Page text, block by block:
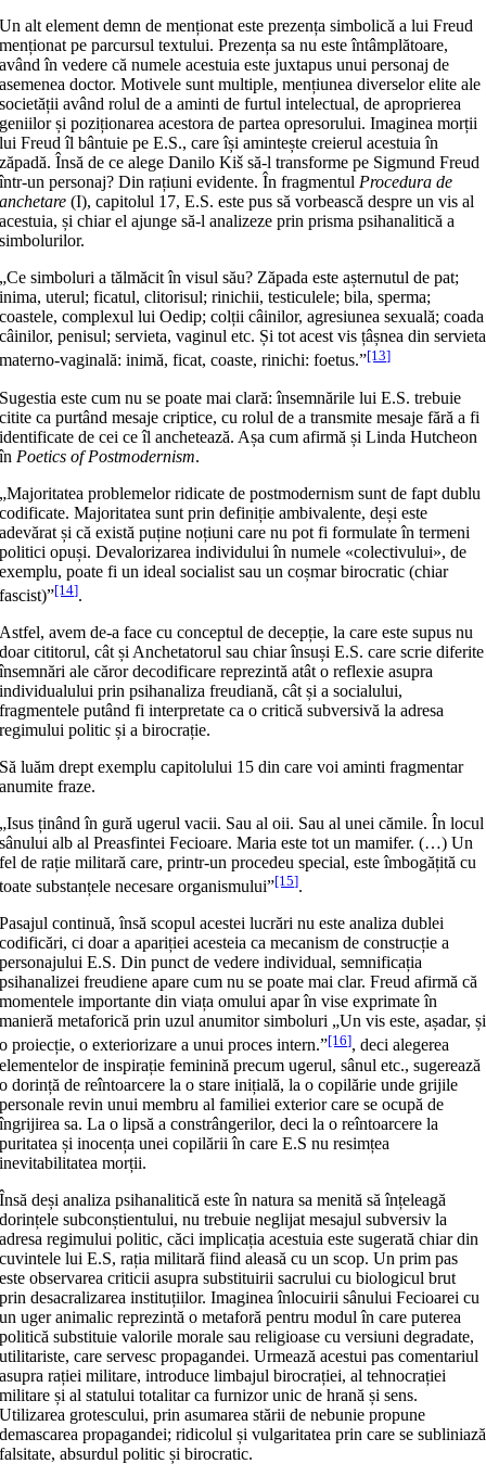
Un alt element demn de menționat este prezența simbolică a lui Freud
menționat pe parcursul textului. Prezența sa nu este întâmplătoare,
având în vedere că numele acestuia este juxtapus unui personaj de
asemenea doctor. Motivele sunt multiple, mențiunea diverselor elite ale
societății având rolul de a aminti de furtul intelectual, de aproprierea
geniilor și poziționarea acestora de partea opresorului. Imaginea morții
lui Freud îl bântuie pe E.S., care își amintește creierul acestuia în
zăpadă. Însă de ce alege Danilo Kiš să-l transforme pe Sigmund Freud
într-un personaj? Din rațiuni evidente. În fragmentul Procedura de
anchetare (I), capitolul 17, E.S. este pus să vorbească despre un vis al
acestuia, și chiar el ajunge să-l analizeze prin prisma psihanalitică a
simbolurilor.
„Ce simboluri a tălmăcit în visul său? Zăpada este așternutul de pat;
inima, uterul; ficatul, clitorisul; rinichii, testiculele; bila, sperma;
coastele, complexul lui Oedip; colții câinilor, agresiunea sexuală; coada
câinilor, penisul; servieta, vaginul etc. Și tot acest vis țâșnea din servieta
materno-vaginală: inimă, ficat, coaste, rinichi: foetus.”[13]
Sugestia este cum nu se poate mai clară: însemnările lui E.S. trebuie
citite ca purtând mesaje criptice, cu rolul de a transmite mesaje fără a fi
identificate de cei ce îl anchetează. Așa cum afirmă și Linda Hutcheon
în Poetics of Postmodernism.
„Majoritatea problemelor ridicate de postmodernism sunt de fapt dublu
codificate. Majoritatea sunt prin definiție ambivalente, deși este
adevărat și că există puține noțiuni care nu pot fi formulate în termeni
politici opuși. Devalorizarea individului în numele «colectivului», de
exemplu, poate fi un ideal socialist sau un coșmar birocratic (chiar
fascist)”[14].
Astfel, avem de-a face cu conceptul de decepție, la care este supus nu
doar cititorul, cât și Anchetatorul sau chiar însuși E.S. care scrie diferite
însemnări ale căror decodificare reprezintă atât o reflexie asupra
individualului prin psihanaliza freudiană, cât și a socialului,
fragmentele putând fi interpretate ca o critică subversivă la adresa
regimului politic și a birocrație.
Să luăm drept exemplu capitolului 15 din care voi aminti fragmentar
anumite fraze.
„Isus ținând în gură ugerul vacii. Sau al oii. Sau al unei cămile. În locul
sânului alb al Preasfintei Fecioare. Maria este tot un mamifer. (…) Un
fel de rație militară care, printr-un procedeu special, este îmbogățită cu
toate substanțele necesare organismului”[15].
Pasajul continuă, însă scopul acestei lucrări nu este analiza dublei
codificări, ci doar a apariției acesteia ca mecanism de construcție a
personajului E.S. Din punct de vedere individual, semnificația
psihanalizei freudiene apare cum nu se poate mai clar. Freud afirmă că
momentele importante din viața omului apar în vise exprimate în
manieră metaforică prin uzul anumitor simboluri „Un vis este, așadar, și
o proiecție, o exteriorizare a unui proces intern.”[16], deci alegerea
elementelor de inspirație feminină precum ugerul, sânul etc., sugerează
o dorință de reîntoarcere la o stare inițială, la o copilărie unde grijile
personale revin unui membru al familiei exterior care se ocupă de
îngrijirea sa. La o lipsă a constrângerilor, deci la o reîntoarcere la
puritatea și inocența unei copilării în care E.S nu resimțea
inevitabilitatea morții.
Însă deși analiza psihanalitică este în natura sa menită să înțeleagă
dorințele subconștientului, nu trebuie neglijat mesajul subversiv la
adresa regimului politic, căci implicația acestuia este sugerată chiar din
cuvintele lui E.S, rația militară fiind aleasă cu un scop. Un prim pas
este observarea criticii asupra substituirii sacrului cu biologicul brut
prin desacralizarea instituțiilor. Imaginea înlocuirii sânului Fecioarei cu
un uger animalic reprezintă o metaforă pentru modul în care puterea
politică substituie valorile morale sau religioase cu versiuni degradate,
utilitariste, care servesc propagandei. Urmează acestui pas comentariul
asupra rației militare, introduce limbajul birocrației, al tehnocrației
militare și al statului totalitar ca furnizor unic de hrană și sens.
Utilizarea grotescului, prin asumarea stării de nebunie propune
demascarea propagandei; ridicolul și vulgaritatea prin care se subliniază
falsitate, absurdul politic și birocratic.